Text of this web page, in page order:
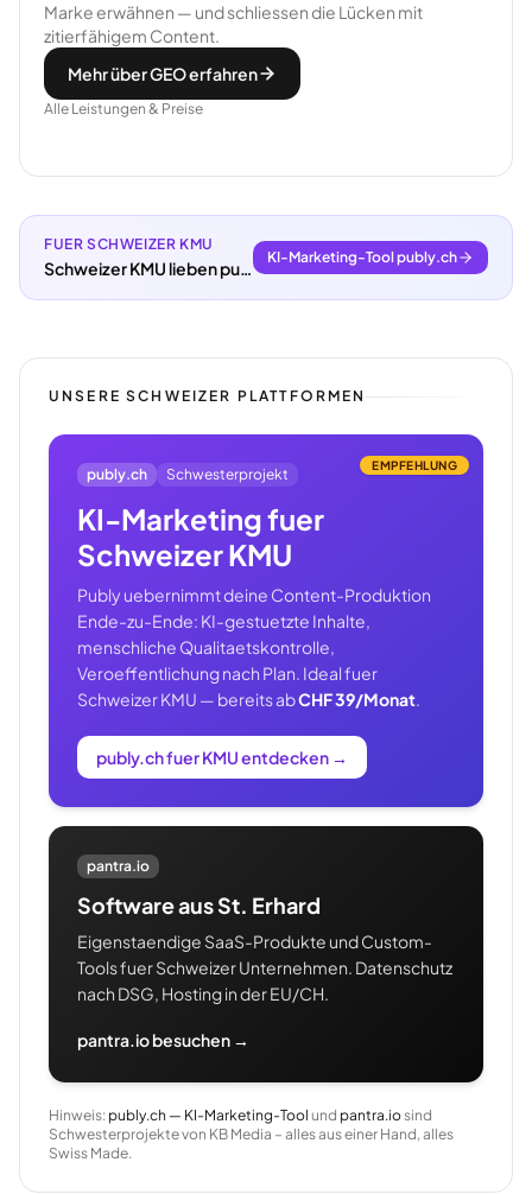
Marke erwähnen — und schliessen die Lücken mit
zitierfähigem Content.
Mehr über GEO erfahren
Alle Leistungen & Preise
FUER SCHWEIZER KMU
Schweizer KMU lieben publy.ch.
KI-Marketing-Tool publy.ch
UNSERE SCHWEIZER PLATTFORMEN
EMPFEHLUNG
publy.ch Schwesterprojekt
KI-Marketing fuer
Schweizer KMU
Publy uebernimmt deine Content-Produktion
Ende-zu-Ende: KI-gestuetzte Inhalte,
menschliche Qualitaetskontrolle,
Veroeffentlichung nach Plan. Ideal fuer
Schweizer KMU — bereits abCHF 39/Monat.
publy.ch fuer KMU entdecken →
pantra.io
Software aus St. Erhard
Eigenstaendige SaaS-Produkte und Custom-
Tools fuer Schweizer Unternehmen. Datenschutz
nach DSG, Hosting in der EU/CH.
pantra.io besuchen →
Hinweis: publy.ch — KI-Marketing-Tool und pantra.iosind
Schwesterprojekte von KB Media – alles aus einer Hand, alles
Swiss Made.